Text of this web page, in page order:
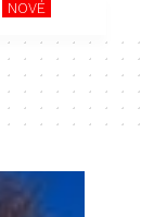
NOVÉ